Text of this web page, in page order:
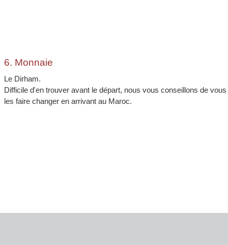
6. Monnaie
Le Dirham.
Difficile d'en trouver avant le départ, nous vous conseillons de
les faire changer en arrivant au Maroc.